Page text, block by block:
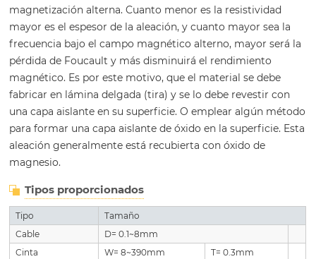
magnetización alterna. Cuanto menor es la resistividad
mayor es el espesor de la aleación, y cuanto mayor sea la
frecuencia bajo el campo magnético alterno, mayor será la
pérdida de Foucault y más disminuirá el rendimiento
magnético. Es por este motivo, que el material se debe
fabricar en lámina delgada (tira) y se lo debe revestir con
una capa aislante en su superficie. O emplear algún método
para formar una capa aislante de óxido en la superficie. Esta
aleación generalmente está recubierta con óxido de
magnesio.
Tipos proporcionados
Tipo
Tamaño
Cable
D= 0.1~8mm
Cinta
W= 8~390mm
T= 0.3mm